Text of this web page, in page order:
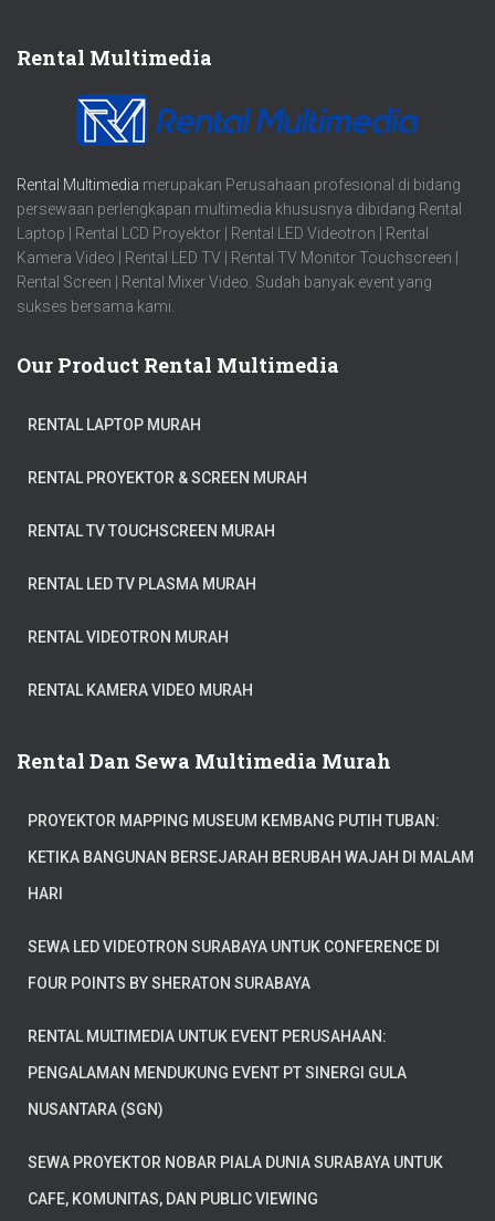
Rental Multimedia
Rental Multimedia merupakan Perusahaan profesional di bidang
persewaan perlengkapan multimedia khususnya dibidang Rental
Laptop | Rental LCD Proyektor | Rental LED Videotron | Rental
Kamera Video | Rental LED TV | Rental TV Monitor Touchscreen |
Rental Screen | Rental Mixer Video. Sudah banyak event yang
sukses bersama kami.
Our Product Rental Multimedia
RENTAL LAPTOP MURAH
RENTAL PROYEKTOR & SCREEN MURAH
RENTAL TV TOUCHSCREEN MURAH
RENTAL LED TV PLASMA MURAH
RENTAL VIDEOTRON MURAH
RENTAL KAMERA VIDEO MURAH
Rental Dan Sewa Multimedia Murah
PROYEKTOR MAPPING MUSEUM KEMBANG PUTIH TUBAN:
KETIKA BANGUNAN BERSEJARAH BERUBAH WAJAH DI MALAM
HARI
SEWA LED VIDEOTRON SURABAYA UNTUK CONFERENCE DI
FOUR POINTS BY SHERATON SURABAYA
RENTAL MULTIMEDIA UNTUK EVENT PERUSAHAAN:
PENGALAMAN MENDUKUNG EVENT PT SINERGI GULA
NUSANTARA (SGN)
SEWA PROYEKTOR NOBAR PIALA DUNIA SURABAYA UNTUK
CAFE, KOMUNITAS, DAN PUBLIC VIEWING